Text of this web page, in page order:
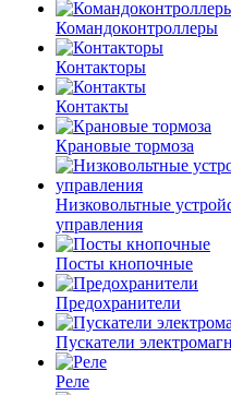
Командоконтроллеры
Контакторы
Контакты
Крановые тормоза
Низковольтные
управления
Посты кнопочные
Предохранители
Пускатели
Реле